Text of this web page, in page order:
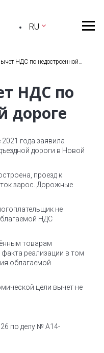
RU
НДС по недостроенной…
НДС по
дороге
года заявила
дороги в Новой
проезд к
зарос. Дорожные
не
НДС
товарам
реализации в том
облагаемой
цели вычет не
по делу № А14-